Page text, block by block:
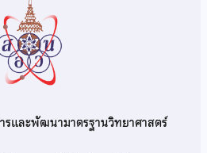
รและพัฒนามาตรฐานวิทยาศาสตร์